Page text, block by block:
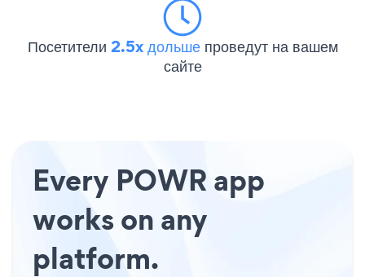
Посетители 2.5x дольше проведут на вашем
сайте
Every POWR app
works on any
platform.